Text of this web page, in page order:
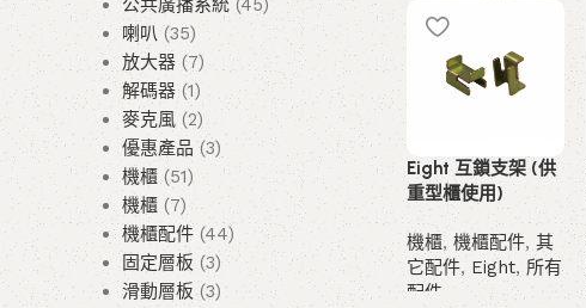
公共廣播系統 45
喇叭
35
放大器
7
解碼器 1
麥克風 2
優惠產品
3
機櫃
51
機櫃
7
機櫃配件 44
固定層板
3
滑動層板
3
Eight 互鎖支架 (供
重型櫃使用)
機櫃, 機櫃配件, 其
它配件, Eight, 所有
配件